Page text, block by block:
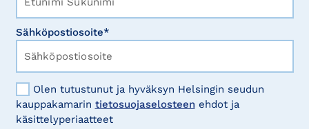
Sähköpostiosoite*
Olen tutustunut ja hyväksyn Helsingin seudun
kauppakamarin tietosuojaselosteen ehdot ja
käsittelyperiaatteet